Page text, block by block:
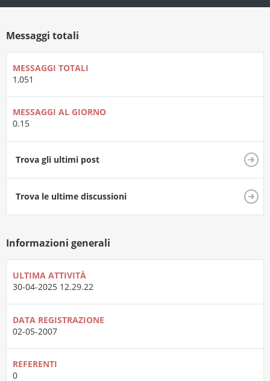
Messaggi totali
MESSAGGI TOTALI
1,051
MESSAGGI AL GIORNO
0.15
Trova gli ultimi post
Trova le ultime discussioni
Informazioni generali
ULTIMA ATTIVITÀ
30-04-2025 12.29.22
DATA REGISTRAZIONE
02-05-2007
REFERENTI
0